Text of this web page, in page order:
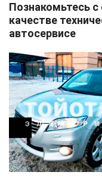
Познакомьтесь
качестве
автосервисе